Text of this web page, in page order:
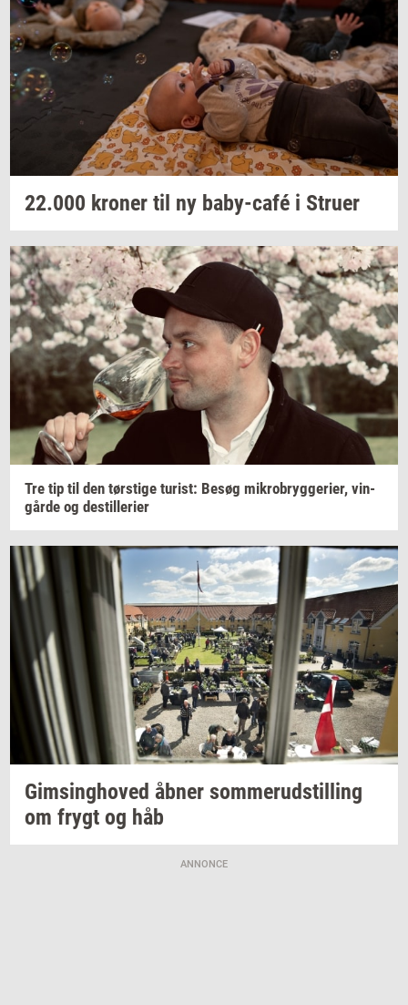
22.000 kro­ner til ny baby-​café i Stru­er
Tre tip til den tørsti­ge turist: Besøg mi­kro­bryg­ge­ri­er, vin­
går­de og destil­le­ri­er
Gims­ing­ho­ved åbner som­mer­ud­stil­ling
om frygt og håb
ANNONCE